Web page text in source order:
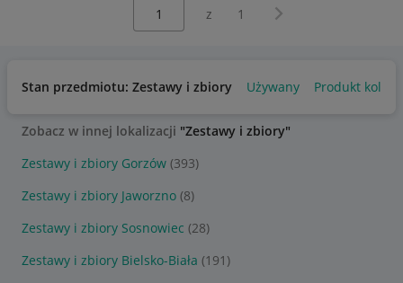
z 1 Następna strona
Stan przedmiotu: Zestawy i zbiory Używany Produkt
Zobacz w innej lokalizacji "Zestawy i zbiory"
Zestawy i zbiory Gorzów (393)
Zestawy i zbiory Jaworzno (8)
Zestawy i zbiory Sosnowiec (28)
Zestawy i zbiory Bielsko-Biała (191)